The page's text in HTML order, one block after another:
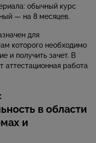
обычный курс
— на 8 месяцев.
для
которого необходимо
и получить зачет. В
работа
в области
и